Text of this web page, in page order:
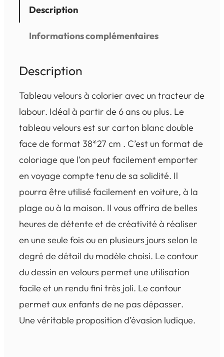
Description
Informations complémentaires
Description
Tableau velours à colorier avec un tracteur de
labour. Idéal à partir de 6 ans ou plus. Le
tableau velours est sur carton blanc double
face de format 38*27 cm . C’est un format de
coloriage que l’on peut facilement emporter
en voyage compte tenu de sa solidité. Il
pourra être utilisé facilement en voiture, à la
plage ou à la maison. Il vous offrira de belles
heures de détente et de créativité à réaliser
en une seule fois ou en plusieurs jours selon le
degré de détail du modèle choisi. Le contour
du dessin en velours permet une utilisation
facile et un rendu fini très joli. Le contour
permet aux enfants de ne pas dépasser.
Une véritable proposition d’évasion ludique.